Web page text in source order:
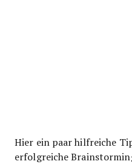
Hier ein paar hilfreiche
erfolgreiche